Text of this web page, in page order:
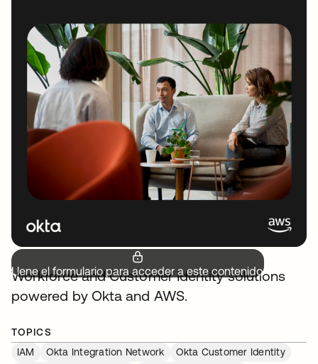
Llene el formulario para acceder a este contenido.
Workforce and Customer Identity solutions
powered by Okta and AWS.
TOPICS
IAM
Okta Integration Network
Okta Customer Identity